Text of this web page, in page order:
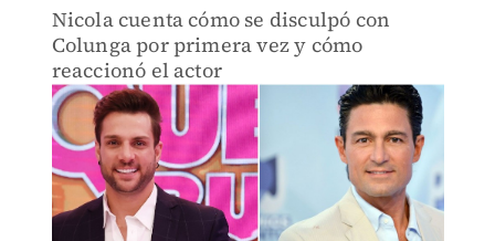
Nicola cuenta cómo se disculpó con
Colunga por primera vez y cómo
reaccionó el actor